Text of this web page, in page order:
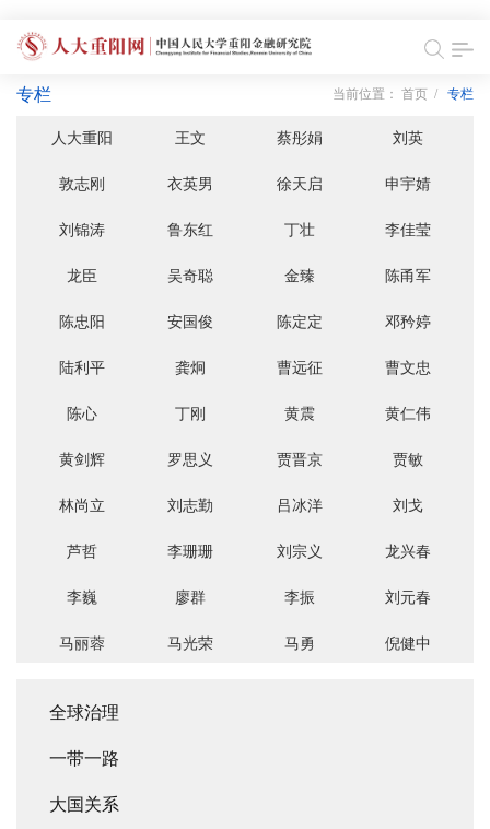
专栏 当前位置： 首页 / 专栏
人大重阳 王文 蔡彤娟 刘英
敦志刚 衣英男 徐天启 申宇婧
刘锦涛 鲁东红 丁壮 李佳莹
龙臣 吴奇聪 金臻 陈甬军
陈忠阳 安国俊 陈定定 邓矜婷
陆利平 龚炯 曹远征 曹文忠
陈心 丁刚 黄震 黄仁伟
黄剑辉 罗思义 贾晋京 贾敏
林尚立 刘志勤 吕冰洋 刘戈
芦哲 李珊珊 刘宗义 龙兴春
李巍 廖群 李振 刘元春
马丽蓉 马光荣 马勇 倪健中
全球治理
一带一路
大国关系